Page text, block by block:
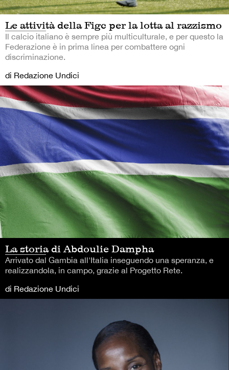
Le attività della Figc per la lotta al razzismo
Il calcio italiano è sempre più multiculturale, e per questo la
Federazione è in prima linea per combattere ogni
discriminazione.
di Redazione Undici
La storia di Abdoulie Dampha
Arrivato dal Gambia all'Italia inseguendo una speranza, e
realizzandola, in campo, grazie al Progetto Rete.
di Redazione Undici